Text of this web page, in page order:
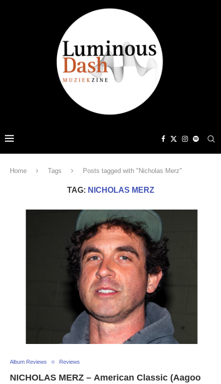
Home Tags Posts tagged with "Nicholas Merz"
TAG: NICHOLAS MERZ
Album Reviews Reviews
NICHOLAS MERZ – American Classic (Aagoo